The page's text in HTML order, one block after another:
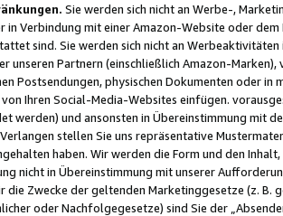
Sie werden sich nicht an Werbe-,
in Verbindung mit einer Amazon-Website oder
sind. Sie werden sich nicht an
unseren Partnern (einschließlich Amazon-
Postsendungen, physischen Dokumenten oder in
Ihren Social-Media-Websites einfügen.
werden) und ansonsten in Übereinstimmung mit
stellen Sie uns repräsentative
haben. Wir werden die Form und den
nicht in Übereinstimmung mit unserer
die Zwecke der geltenden Marketinggesetze (z. B.
oder Nachfolgegesetze) sind Sie der